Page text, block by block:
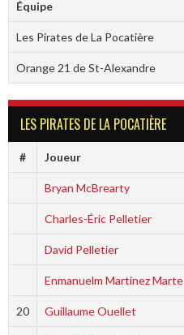
Équipe
Les Pirates de La Pocatière
Orange 21 de St-Alexandre
LES PIRATES DE LA POCATIÈRE
# Joueur
Bryan McBrearty
Charles-Éric Pelletier
David Pelletier
Enmanuelm Martinez Marte
20 Guillaume Ouellet